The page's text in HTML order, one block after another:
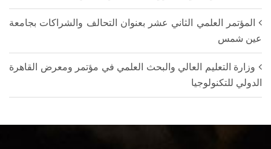
المؤتمر العلمي الثاني عشر بعنوان التحالف والشراكات بجامعة
عين شمس
وزارة التعليم العالي والبحث العلمي في مؤتمر ومعرض القاهرة
الدولي للتكنولوجيا